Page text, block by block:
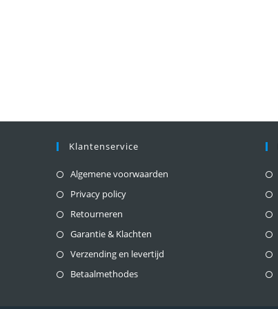
Klantenservice
Algemene voorwaarden
Privacy policy
Retourneren
Garantie & Klachten
Verzending en levertijd
Betaalmethodes